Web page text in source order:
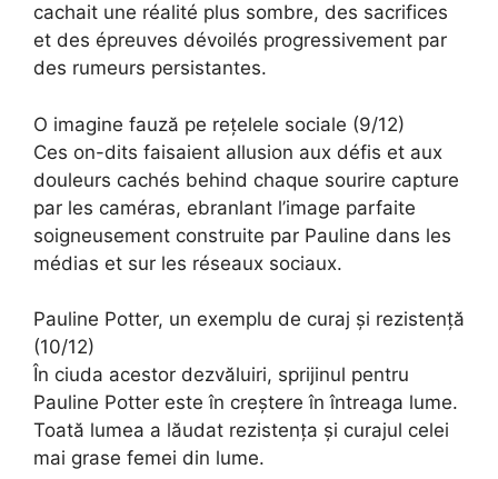
cachait une réalité plus sombre, des sacrifices
et des épreuves dévoilés progressivement par
des rumeurs persistantes.
O imagine fauză pe rețelele sociale (9/12)
Ces on-dits faisaient allusion aux défis et aux
douleurs cachés behind chaque sourire capture
par les caméras, ebranlant l’image parfaite
soigneusement construite par Pauline dans les
médias et sur les réseaux sociaux.
Pauline Potter, un exemplu de curaj și rezistență
(10/12)
În ciuda acestor dezvăluiri, sprijinul pentru
Pauline Potter este în creștere în întreaga lume.
Toată lumea a lăudat rezistența și curajul celei
mai grase femei din lume.